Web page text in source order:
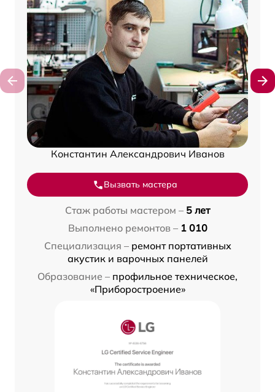
Константин Александрович Иванов
Вызвать мастера
Стаж работы мастером – 5 лет
Выполнено ремонтов – 1 010
Специализация – ремонт портативных
акустик и варочных панелей
Образование – профильное техническое,
«Приборостроение»